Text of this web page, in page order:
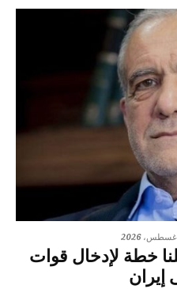
خطة لإدخال قوات
إيران